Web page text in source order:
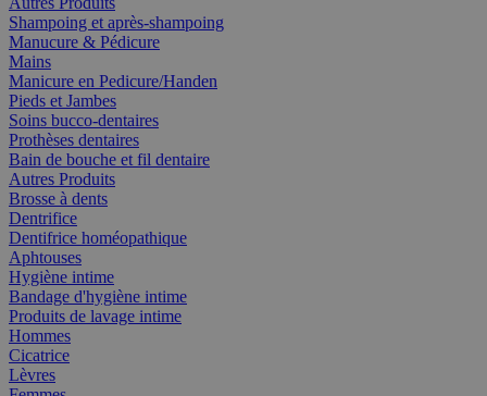
Shampoing et après-shampoing
Manucure & Pédicure
Mains
Manicure en Pedicure/Handen
Pieds et Jambes
Soins bucco-dentaires
Prothèses dentaires
Bain de bouche et fil dentaire
Autres Produits
Brosse à dents
Dentrifice
Dentifrice homéopathique
Aphtouses
Hygiène intime
Bandage d'hygiène intime
Produits de lavage intime
Hommes
Cicatrice
Lèvres